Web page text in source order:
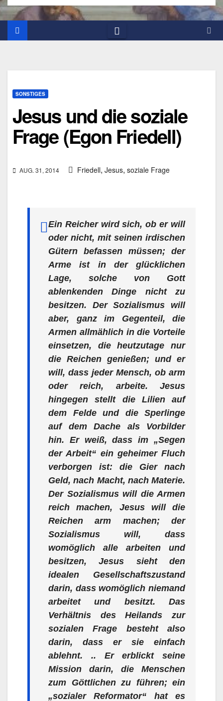
SONSTIGES
Jesus und die soziale
Frage (Egon Friedell)
AUG. 31, 2014 Friedell, Jesus, soziale Frage
Ein Reicher wird sich, ob er will
oder nicht, mit seinen irdischen
Gütern befassen müssen; der
Arme ist in der glücklichen
Lage, solche von Gott
ablenkenden Dinge nicht zu
besitzen. Der Sozialismus will
aber, ganz im Gegenteil, die
Armen allmählich in die Vorteile
einsetzen, die heutzutage nur
die Reichen genießen; und er
will, dass jeder Mensch, ob arm
oder reich, arbeite. Jesus
hingegen stellt die Lilien auf
dem Felde und die Sperlinge
auf dem Dache als Vorbilder
hin. Er weiß, dass im „Segen
der Arbeit“ ein geheimer Fluch
verborgen ist: die Gier nach
Geld, nach Macht, nach Materie.
Der Sozialismus will die Armen
reich machen, Jesus will die
Reichen arm machen; der
Sozialismus will, dass
womöglich alle arbeiten und
besitzen, Jesus sieht den
idealen Gesellschaftszustand
darin, dass womöglich niemand
arbeitet und besitzt. Das
Verhältnis des Heilands zur
sozialen Frage besteht also
darin, dass er sie einfach
ablehnt. .. Er erblickt seine
Mission darin, die Menschen
zum Göttlichen zu führen; ein
„sozialer Reformator“ hat es